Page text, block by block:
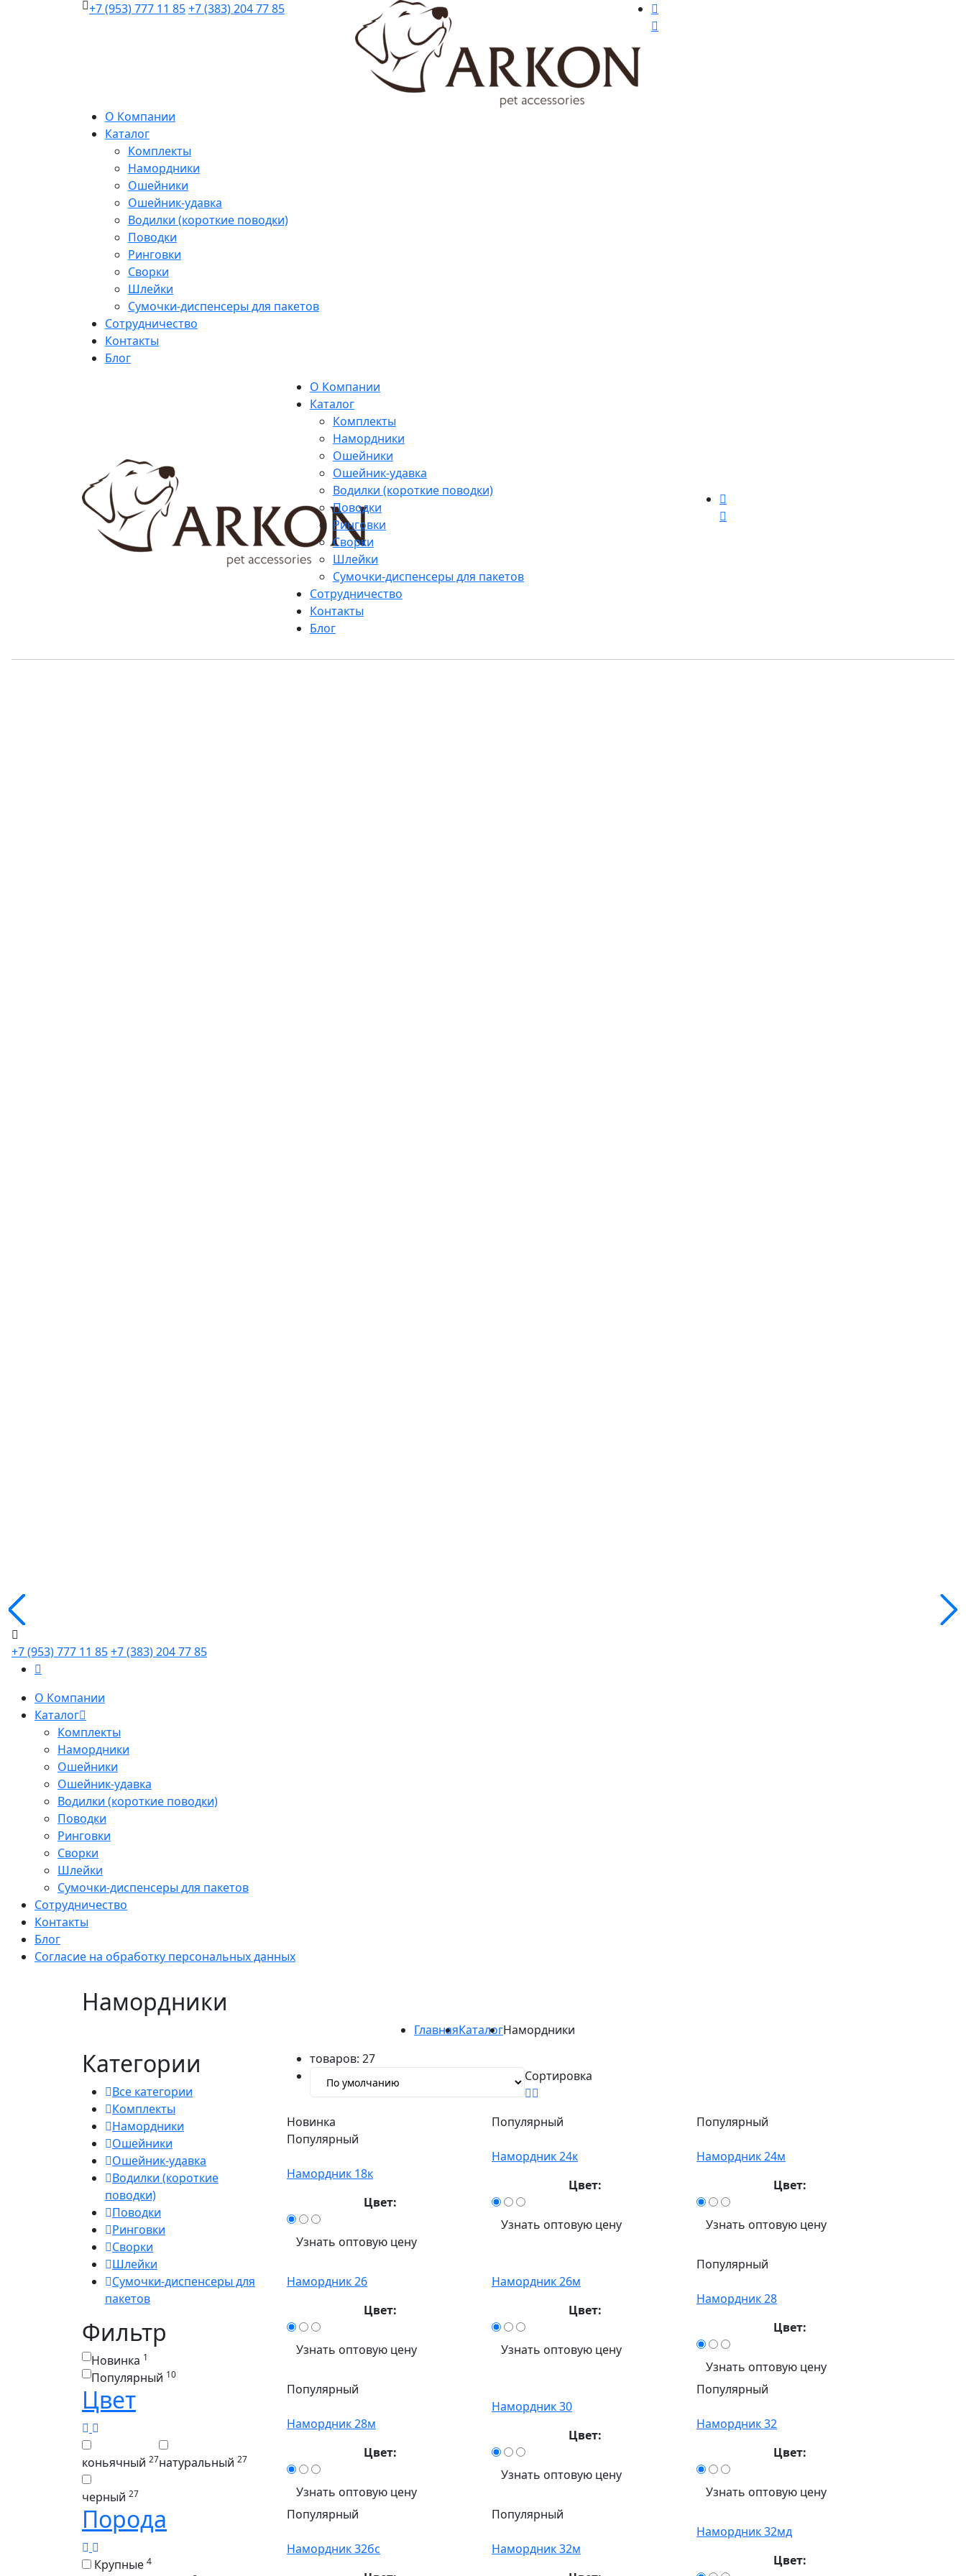
+7 (953) 777 11 85+7 (383) 204 77 85
О Компании
Каталог
Комплекты
Намордники
Ошейники
Ошейник-удавка
Водилки (короткие поводки)
Поводки
Ринговки
Сворки
Шлейки
Сумочки-диспенсеры для пакетов
Сотрудничество
Контакты
Блог
О Компании
Каталог
Комплекты
Намордники
Ошейники
Ошейник-удавка
Водилки (короткие поводки)
Поводки
Ринговки
Сворки
Шлейки
Сумочки-диспенсеры для пакетов
Сотрудничество
Контакты
Блог
+7 (953) 777 11 85+7 (383) 204 77 85
О Компании
Каталог
Комплекты
Намордники
Ошейники
Ошейник-удавка
Водилки (короткие поводки)
Поводки
Ринговки
Сворки
Шлейки
Сумочки-диспенсеры для пакетов
Сотрудничество
Контакты
Блог
Согласие на обработку персональных данных
Намордники
ГлавнаяКаталогНамордники
Категории
Все категории
Комплекты
Намордники
Ошейники
Ошейник-удавка
Водилки (короткие
поводки)
Поводки
Ринговки
Сворки
Шлейки
Сумочки-диспенсеры для
пакетов
Фильтр
Новинка 1
Популярный 10
Цвет
коньячный 27натуральный 27
черный 27
Порода
Крупные 4
товаров: 27
Сортировка
Новинка
Популярный
Намордник 18к
Цвет:
Узнать оптовую цену
Популярный
Намордник 24к
Цвет:
Узнать оптовую цену
Популярный
Намордник 24м
Цвет:
Узнать оптовую цену
Намордник 26
Цвет:
Узнать оптовую цену
Намордник 26м
Цвет:
Узнать оптовую цену
Популярный
Намордник 28
Цвет:
Узнать оптовую цену
Популярный
Намордник 28м
Цвет:
Узнать оптовую цену
Намордник 30
Цвет:
Узнать оптовую цену
Популярный
Намордник 32
Цвет:
Узнать оптовую цену
Популярный
Намордник 32бс
Популярный
Намордник 32м
Намордник 32мд
Цвет: